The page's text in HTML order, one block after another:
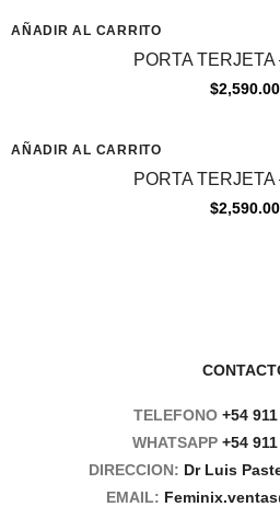
AÑADIR AL CARRITO
PORTA
$2,590.00
AÑADIR AL CARRITO
PORTA TERJETA
$2,590.00
TELEFONO +54
WHATSAPP +54
DIRECCION: Dr Luis
EMAIL: